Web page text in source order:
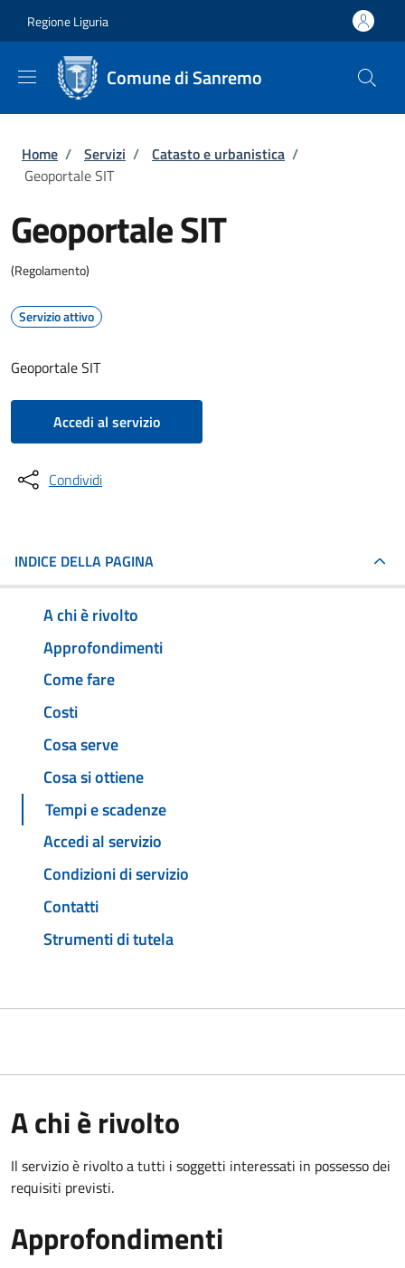
Regione Liguria
Comune di Sanremo
Briciole di pane
Home / Servizi / Catasto e urbanistica /
Geoportale SIT
Geoportale SIT
(Regolamento)
Servizio attivo
Geoportale SIT
Accedi al servizio
Condividi
INDICE DELLA PAGINA
A chi è rivolto
Approfondimenti
Come fare
Costi
Cosa serve
Cosa si ottiene
Tempi e scadenze
Accedi al servizio
Condizioni di servizio
Contatti
Strumenti di tutela
A chi è rivolto
Il servizio è rivolto a tutti i soggetti interessati in possesso dei
requisiti previsti.
Approfondimenti